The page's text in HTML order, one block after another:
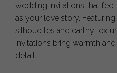
wedding invitations that
as your love story.
silhouettes and earthy
invitations bring warmth
detail.